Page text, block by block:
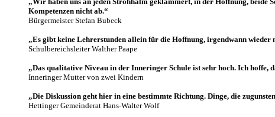
Kompetenzen nicht ab.“
Bürgermeister Stefan Bubeck
„Es gibt keine Lehrerstunden allein für die Hoffnung, irgendwann wieder
Schulbereichsleiter Walther Paape
„Das qualitative Niveau in der Inneringer Schule ist sehr hoch. Ich hoffe,
Inneringer Mutter von zwei Kindern
„Die Diskussion geht hier in eine bestimmte Richtung. Dinge, die
Hettinger Gemeinderat Hans-Walter Wolf